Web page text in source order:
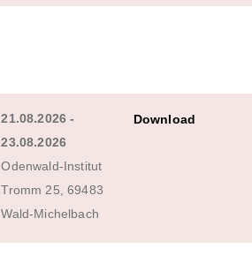
21.08.2026 -
23.08.2026
Odenwald-Institut
Tromm 25, 69483
Wald-Michelbach
Download